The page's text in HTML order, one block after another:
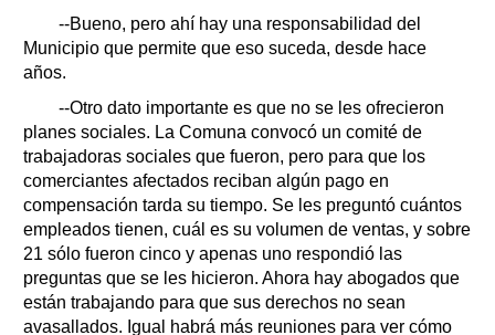
--Bueno, pero ahí hay una responsabilidad del
Municipio que permite que eso suceda, desde hace
años.
--Otro dato importante es que no se les ofrecieron
planes sociales. La Comuna convocó un comité de
trabajadoras sociales que fueron, pero para que los
comerciantes afectados reciban algún pago en
compensación tarda su tiempo. Se les preguntó cuántos
empleados tienen, cuál es su volumen de ventas, y sobre
21 sólo fueron cinco y apenas uno respondió las
preguntas que se les hicieron. Ahora hay abogados que
están trabajando para que sus derechos no sean
avasallados. Igual habrá más reuniones para ver cómo